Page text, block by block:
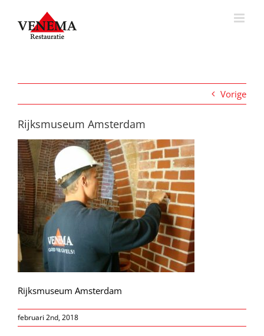
inhoud
Vorige
Rijksmuseum Amsterdam
Rijksmuseum Amsterdam
februari 2nd, 2018